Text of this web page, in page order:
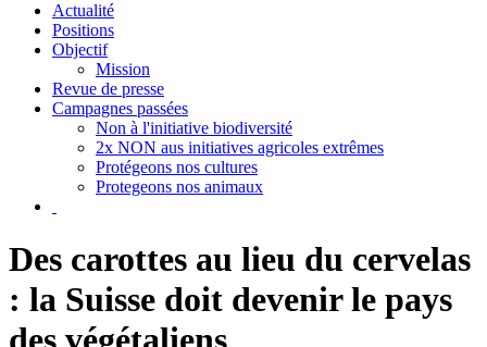
Actualité
Positions
Objectif
Mission
Revue de presse
Campagnes passées
Non à l'initiative biodiversité
2x NON aus initiatives agricoles extrêmes
Protégeons nos cultures
Protegeons nos animaux
Des carottes au lieu du cervelas
: la Suisse doit devenir le pays